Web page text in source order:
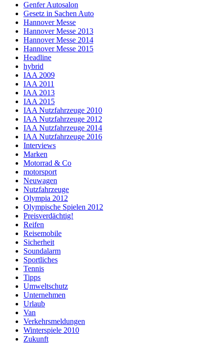
Genfer Autosalon
Gesetz in Sachen Auto
Hannover Messe
Hannover Messe 2013
Hannover Messe 2014
Hannover Messe 2015
Headline
hybrid
IAA 2009
IAA 2011
IAA 2013
IAA 2015
IAA Nutzfahrzeuge 2010
IAA Nutzfahrzeuge 2012
IAA Nutzfahrzeuge 2014
IAA Nutzfahrzeuge 2016
Interviews
Marken
Motorrad & Co
motorsport
Neuwagen
Nutzfahrzeuge
Olympia 2012
Olympische Spielen 2012
Preisverdächtig!
Reifen
Reisemobile
Sicherheit
Soundalarm
Sportliches
Tennis
Tipps
Umweltschutz
Unternehmen
Urlaub
Van
Verkehrsmeldungen
Winterspiele 2010
Zukunft